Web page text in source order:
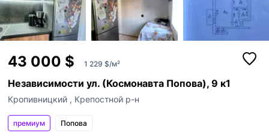
43 000 $ 1 229 $/м²
Независимости ул. (Космонавта Попова), 9 к1
Кропивницкий , Крепостной р-н
премиум Попова